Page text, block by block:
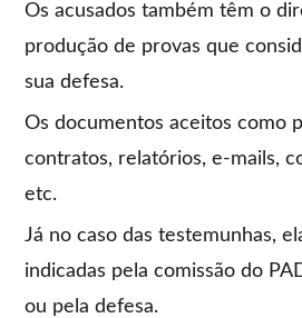
Os acusados também têm o
produção de provas que
sua defesa.
Os documentos aceitos como
contratos, relatórios, e-mails,
etc.
Já no caso das testemunhas,
indicadas pela comissão do
ou pela defesa.